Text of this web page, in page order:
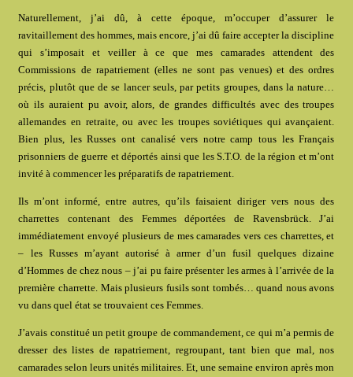
Naturellement, j’ai dû, à cette époque, m’occuper d’assurer le
ravitaillement des hommes, mais encore, j’ai dû faire accepter la discipline
qui s’imposait et veiller à ce que mes camarades attendent des
Commissions de rapatriement (elles ne sont pas venues) et des ordres
précis, plutôt que de se lancer seuls, par petits groupes, dans la nature…
où ils auraient pu avoir, alors, de grandes difficultés avec des troupes
allemandes en retraite, ou avec les troupes soviétiques qui avançaient.
Bien plus, les Russes ont canalisé vers notre camp tous les Français
prisonniers de guerre et déportés ainsi que les S.T.O. de la région et m’ont
invité à commencer les préparatifs de rapatriement.
Ils m’ont informé, entre autres, qu’ils faisaient diriger vers nous des
charrettes contenant des Femmes déportées de Ravensbrück. J’ai
immédiatement envoyé plusieurs de mes camarades vers ces charrettes, et
– les Russes m’ayant autorisé à armer d’un fusil quelques dizaine
d’Hommes de chez nous – j’ai pu faire présenter les armes à l’arrivée de la
première charrette. Mais plusieurs fusils sont tombés… quand nous avons
vu dans quel état se trouvaient ces Femmes.
J’avais constitué un petit groupe de commandement, ce qui m’a permis de
dresser des listes de rapatriement, regroupant, tant bien que mal, nos
camarades selon leurs unités militaires. Et, une semaine environ après mon